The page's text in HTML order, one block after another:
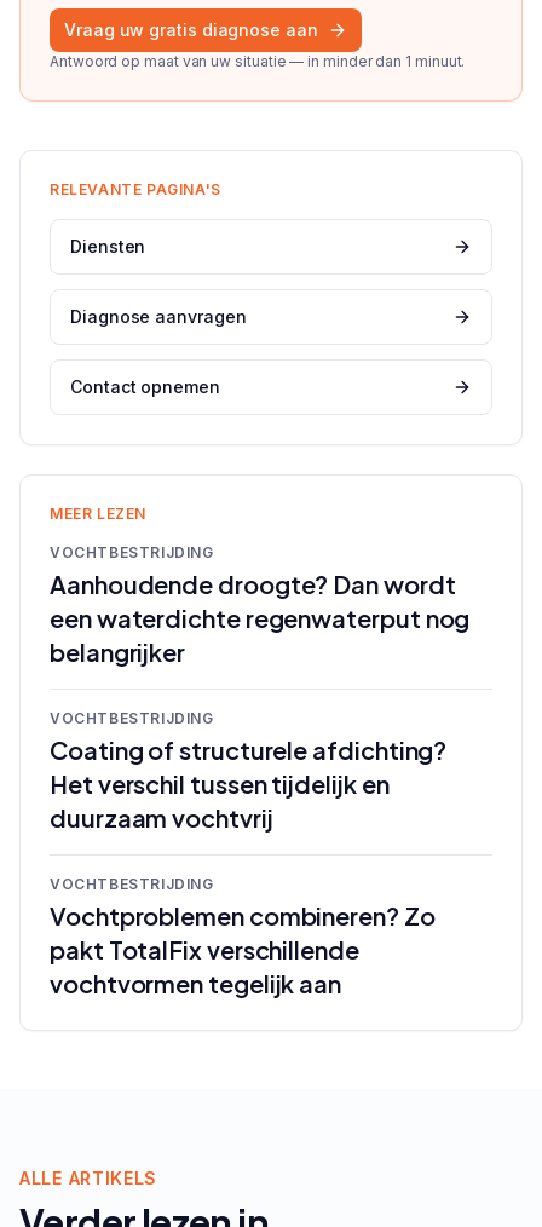
Vraag uw gratis diagnose aan
Antwoord op maat van uw situatie — in minder dan 1 minuut.
RELEVANTE PAGINA'S
Diensten
Diagnose aanvragen
Contact opnemen
MEER LEZEN
VOCHTBESTRIJDING
Aanhoudende droogte? Dan wordt
een waterdichte regenwaterput nog
belangrijker
VOCHTBESTRIJDING
Coating of structurele afdichting?
Het verschil tussen tijdelijk en
duurzaam vochtvrij
VOCHTBESTRIJDING
Vochtproblemen combineren? Zo
pakt TotalFix verschillende
vochtvormen tegelijk aan
ALLE ARTIKELS